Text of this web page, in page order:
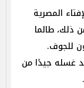
المصرية
ذلك، طالما
للجوف.
غسله جيدًا من